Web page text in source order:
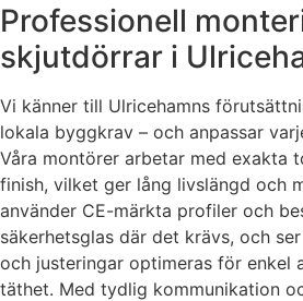
Professionell
skjutdörrar i
Vi känner till Ulricehamns
lokala byggkrav – och anpassar
Våra montörer arbetar med exakta
finish, vilket ger lång livslängd och
använder CE-märkta profiler och
säkerhetsglas där det krävs, och
och justeringar optimeras för enkel
täthet. Med tydlig kommunikation